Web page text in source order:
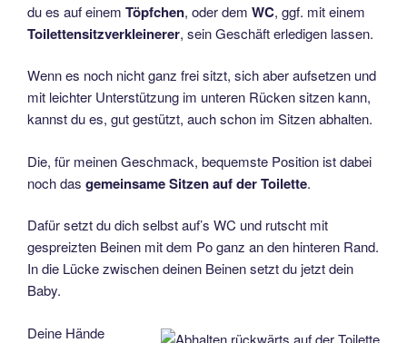
du es auf einem Töpfchen, oder dem WC, ggf. mit einem
Toilettensitzverkleinerer, sein Geschäft erledigen lassen.
Wenn es noch nicht ganz frei sitzt, sich aber aufsetzen und
mit leichter Unterstützung im unteren Rücken sitzen kann,
kannst du es, gut gestützt, auch schon im Sitzen abhalten.
Die, für meinen Geschmack, bequemste Position ist dabei
noch das gemeinsame Sitzen auf der Toilette.
Dafür setzt du dich selbst auf’s WC und rutscht mit
gespreizten Beinen mit dem Po ganz an den hinteren Rand.
In die Lücke zwischen deinen Beinen setzt du jetzt dein
Baby.
Deine Hände